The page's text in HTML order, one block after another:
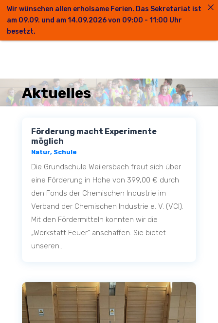
Aktuelles
Förderung macht Experimente
möglich
Natur, Schule
Die Grundschule Weilersbach freut sich über
eine Förderung in Höhe von 399,00 € durch
den Fonds der Chemischen Industrie im
Verband der Chemischen Industrie e. V. (VCI).
Mit den Fördermitteln konnten wir die
„Werkstatt Feuer“ anschaffen. Sie bietet
unseren...
Wir wünschen allen erholsame Ferien. Das Sekretariat ist
am 09.09. und am 14.09.2026 von 09:00 - 11:00 Uhr
besetzt.